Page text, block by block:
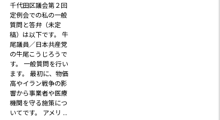
千代田区議会第２回
定例会での私の一般
質問と答弁（未定
稿）は以下です。 牛
尾議員／日本共産党
の牛尾こうじろうで
す。 一般質問を行い
ます。 最初に、物価
高やイラン戦争の影
響から事業者や医療
機関を守る施策につ
いてです。 アメリ ...